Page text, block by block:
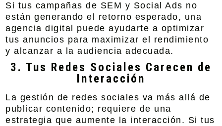
Si tus campañas de SEM y Social Ads no
están generando el retorno esperado, una
agencia digital puede ayudarte a optimizar
tus anuncios para maximizar el rendimiento
y alcanzar a la audiencia adecuada.
3. Tus Redes Sociales Carecen de
Interacción
La gestión de redes sociales va más allá de
publicar contenido; requiere de una
estrategia que aumente la interacción. Si tus